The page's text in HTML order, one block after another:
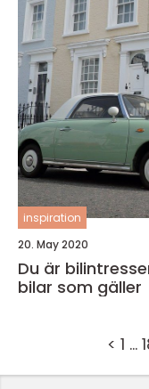
inspiration
20. May 2020
Du är
bilar som gäller
< 1 …